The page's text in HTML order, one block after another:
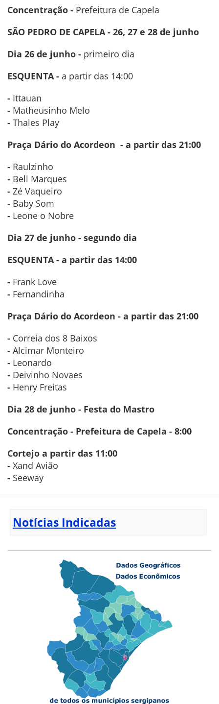
Concentração - Prefeitura de Capela
SÃO PEDRO DE CAPELA - 26, 27 e 28 de junho
Dia 26 de junho - primeiro dia
ESQUENTA - a partir das 14:00
- Ittauan
- Matheusinho Melo
- Thales Play
Praça Dário do Acordeon - a partir das 21:00
- Raulzinho
- Bell Marques
- Zé Vaqueiro
- Baby Som
- Leone o Nobre
Dia 27 de junho - segundo dia
ESQUENTA - a partir das 14:00
- Frank Love
- Fernandinha
Praça Dário do Acordeon - a partir das 21:00
- Correia dos 8 Baixos
- Alcimar Monteiro
- Leonardo
- Deivinho Novaes
- Henry Freitas
Dia 28 de junho - Festa do Mastro
Concentração - Prefeitura de Capela - 8:00
Cortejo a partir das 11:00
- Xand Avião
- Seeway
Notícias Indicadas